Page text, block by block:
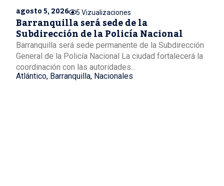
agosto 5, 2026 5 Vizualizaciones
Barranquilla será sede de la
Subdirección de la Policía Nacional
Barranquilla será sede permanente de la Subdirección
General de la Policía Nacional La ciudad fortalecerá la
coordinación con las autoridades...
Atlántico, Barranquilla, Nacionales